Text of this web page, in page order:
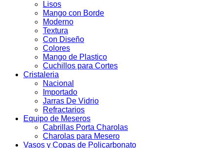
Lisos
Mango con Borde
Moderno
Textura
Con Diseño
Colores
Mango de Plastico
Cuchillos para Cortes
Cristaleria
Nacional
Importado
Jarras De Vidrio
Refractarios
Equipo de Meseros
Cabrillas Porta Charolas
Charolas para Mesero
Vasos y Copas de Policarbonato